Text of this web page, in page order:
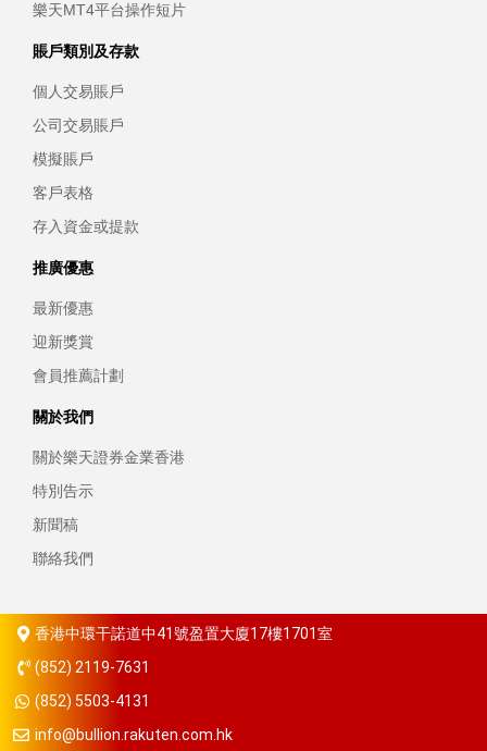
樂天MT4平台操作短片
賬戶類別及存款
個人交易賬戶
公司交易賬戶
模擬賬戶
客戶表格
存入資金或提款
推廣優惠
最新優惠
迎新獎賞
會員推薦計劃
關於我們
關於樂天證券金業香港
特別告示
新聞稿
聯絡我們
香港中環干諾道中41號盈置大廈17樓1701室
(852) 2119-7631
(852) 5503-4131
info@bullion.rakuten.com.hk